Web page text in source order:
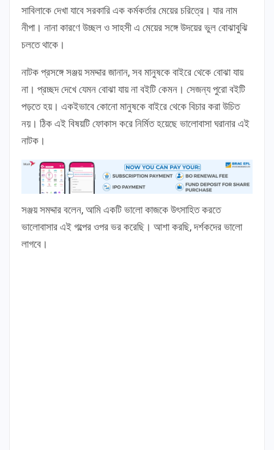
সাবিলাকে দেখা যাবে সরকারি এক কর্মকর্তার মেয়ের চরিত্রে। যার নাম
নীপা। নানা কারণে উচ্ছল ও সাহসী এ মেয়ের সঙ্গে উদয়ের ভুল বোঝাবুঝি
চলতে থাকে।
নাটক প্রসঙ্গে সঞ্জয় সমদ্দার জানান, সব মানুষকে বাইরে থেকে বোঝা যায়
না। প্রচ্ছদ দেখে যেমন বোঝা যায় না বইটি কেমন। সেজন্য পুরো বইটি
পড়তে হয়। একইভাবে কোনো মানুষকে বাইরে থেকে বিচার করা উচিত
নয়। ঠিক এই বিষয়টি ফোকাস করে নির্মিত হয়েছে ভালোবাসা ঘরানার এই
নাটক।
সঞ্জয় সমদ্দার বলেন, আমি একটি ভালো কাজকে উৎসাহিত করতে
ভালোবাসার এই গল্পের ওপর ভর করেছি। আশা করছি, দর্শকদের ভালো
লাগবে।